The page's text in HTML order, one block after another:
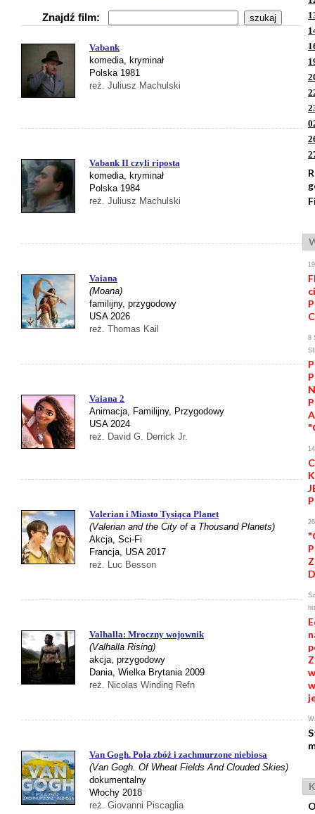
Znajdź film:
Vabank
komedia, kryminał
Polska 1981
reż. Juliusz Machulski
Vabank II czyli riposta
komedia, kryminał
Polska 1984
reż. Juliusz Machulski
Vaiana
(Moana)
familijny, przygodowy
USA 2026
reż. Thomas Kail
Vaiana 2
Animacja, Familijny, Przygodowy
USA 2024
reż. David G. Derrick Jr.
Valerian i Miasto Tysiąca Planet
(Valerian and the City of a Thousand Planets)
Akcja, Sci-Fi
Francja, USA 2017
reż. Luc Besson
Valhalla: Mroczny wojownik
(Valhalla Rising)
akcja, przygodowy
Dania, Wielka Brytania 2009
reż. Nicolas Winding Refn
Van Gogh. Pola zbóż i zachmurzone niebiosa
(Van Gogh. Of Wheat Fields And Clouded Skies)
dokumentalny
Włochy 2018
reż. Giovanni Piscaglia
8